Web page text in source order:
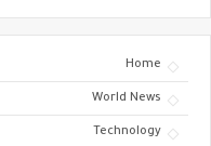
Home
World News
Technology